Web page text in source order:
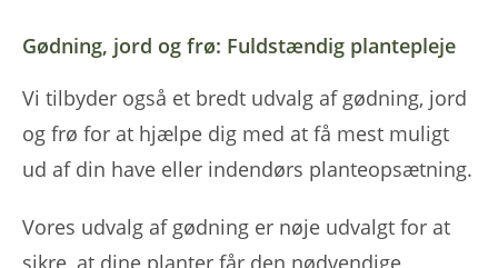
Gødning, jord og frø: Fuldstændig plantepleje
Vi tilbyder også et bredt udvalg af gødning, jord
og frø for at hjælpe dig med at få mest muligt
ud af din have eller indendørs planteopsætning.
Vores udvalg af gødning er nøje udvalgt for at
sikre, at dine planter får den nødvendige